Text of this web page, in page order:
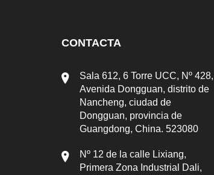
CONTACTA
Sala 612, 6 Torre UCC, Nº 428,
Avenida Dongguan, distrito de
Nancheng, ciudad de
Dongguan, provincia de
Guangdong, China. 523080
Nº 12 de la calle Lixiang,
Primera Zona Industrial Dali,